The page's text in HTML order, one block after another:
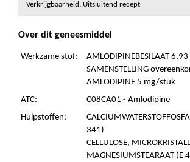
Verkrijgbaarheid: Uitsluitend recept
Over dit geneesmiddel
Werkzame stof:
AMLODIPINEBESILAAT
SAMENSTELLING
AMLODIPINE 5 mg/stuk
ATC:
C08CA01 - Amlodipine
Hulpstoffen:
341)
CELLULOSE,
MAGNESIUMSTEARAAT (E